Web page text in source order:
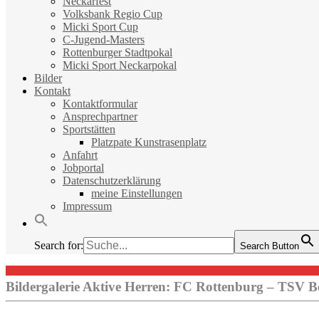
Volksbank Regio Cup
Micki Sport Cup
C-Jugend-Masters
Rottenburger Stadtpokal
Micki Sport Neckarpokal
Bilder
Kontakt
Kontaktformular
Ansprechpartner
Sportstätten
Platzpate Kunstrasenplatz
Anfahrt
Jobportal
Datenschutzerklärung
meine Einstellungen
Impressum
Search for: Search Button
Bildergalerie Aktive Herren: FC Rottenburg – TSV